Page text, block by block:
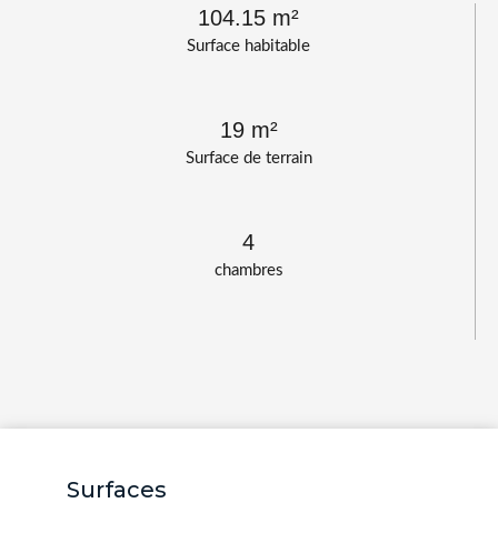
Surface habitable
104.15 m²
Surface de terrain
19 m²
chambres
4
Surfaces